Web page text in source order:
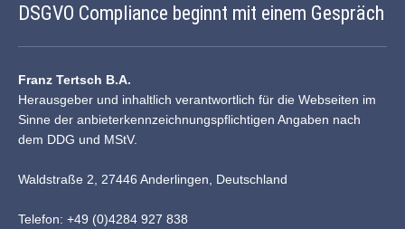
DSGVO Compliance beginnt mit einem Gespräch
Franz Tertsch B.A.
Herausgeber und inhaltlich verantwortlich für die Webseiten im
Sinne der anbieterkennzeichnungspflichtigen Angaben nach
dem DDG und MStV.
Waldstraße 2, 27446 Anderlingen, Deutschland
Telefon: +49 (0)4284 927 838